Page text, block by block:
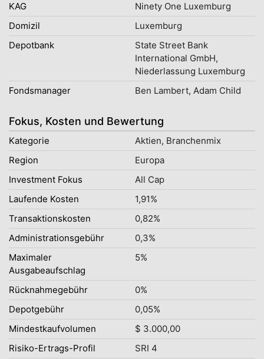
KAG
Ninety One Luxemburg
Domizil
Luxemburg
Depotbank
State Street Bank
International GmbH,
Niederlassung Luxemburg
Fondsmanager
Ben Lambert, Adam Child
Fokus, Kosten und Bewertung
Kategorie
Aktien, Branchenmix
Region
Europa
Investment Fokus
All Cap
Laufende Kosten
1,91%
Transaktionskosten
0,82%
Administrationsgebühr
0,3%
Maximaler
Ausgabeaufschlag
5%
Rücknahmegebühr
0%
Depotgebühr
0,05%
Mindestkaufvolumen
$ 3.000,00
Risiko-Ertrags-Profil
SRI 4